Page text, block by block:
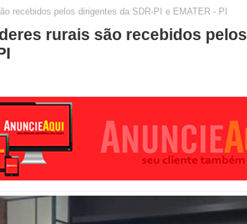
recebidos pelos dirigentes da SDR-PI e EMATER - PI
rurais são recebidos pelos